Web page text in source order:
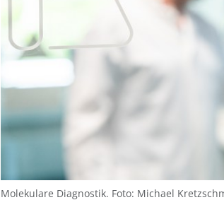
Molekulare Diagnostik. Foto: Michael